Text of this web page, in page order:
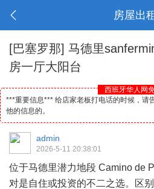
房屋出租
[巴塞罗那] 马德里
房一厅大阳台
西班牙华人网
***重要信息*** 给店家老板打电话的时候，请
他的信息的。
admin
2026-5-11 20:38:01
位于马德里潜力地段 Camino de
对是自住或投资的不二之选。区